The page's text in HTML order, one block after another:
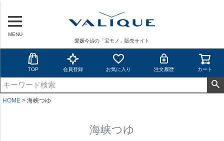
MENU
愛媛今治の「宝モノ」販売サイト
TOP 会員登録 お気に入り 注文履歴 カート
HOME 海峡つゆ
海峡つゆ